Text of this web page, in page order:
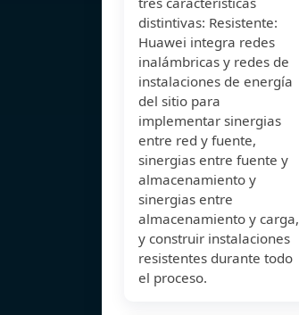
distintivas: Resistente:
Huawei integra redes
inalámbricas y redes de
instalaciones de energía
del sitio para
implementar sinergias
entre red y fuente,
sinergias entre fuente y
almacenamiento y
sinergias entre
almacenamiento y carga,
y construir instalaciones
resistentes durante todo
el proceso.